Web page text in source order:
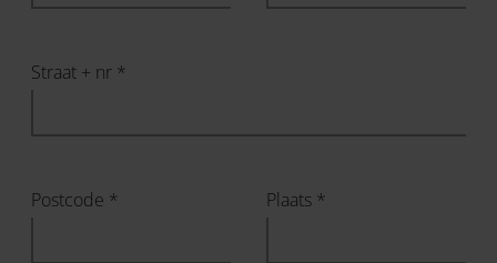
Straat + nr *
Postcode * Plaats *